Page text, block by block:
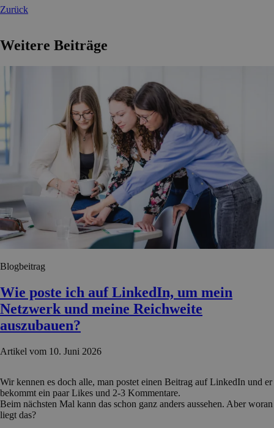
Zurück
Weitere Beiträge
Blogbeitrag
Wie poste ich auf LinkedIn, um mein
Netzwerk und meine Reichweite
auszubauen?
Artikel vom 10. Juni 2026
Wir kennen es doch alle, man postet einen Beitrag auf LinkedIn und er
bekommt ein paar Likes und 2-3 Kommentare.
Beim nächsten Mal kann das schon ganz anders aussehen. Aber woran
liegt das?